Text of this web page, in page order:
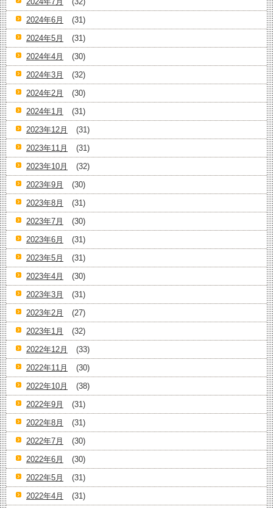
2024年6月
(31)
2024年5月
(31)
2024年4月
(30)
2024年3月
(32)
2024年2月
(30)
2024年1月
(31)
2023年12月
(31)
2023年11月
(31)
2023年10月
(32)
2023年9月
(30)
2023年8月
(31)
2023年7月
(30)
2023年6月
(31)
2023年5月
(31)
2023年4月
(30)
2023年3月
(31)
2023年2月
(27)
2023年1月
(32)
2022年12月
(33)
2022年11月
(30)
2022年10月
(38)
2022年9月
(31)
2022年8月
(31)
2022年7月
(30)
2022年6月
(30)
2022年5月
(31)
2022年4月
(31)